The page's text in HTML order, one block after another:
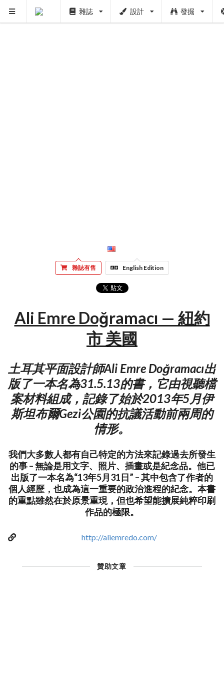
雜誌 設計 發掘
雜誌有售 English Edition
Ali Emre Doğramacı — 紐約
市 美國
土耳其平面設計師Ali Emre Doğramacı出
版了一本名為31.5.13的書，它由視聽檔
案材料組成，記錄了始於2013年5月伊
斯坦布爾Gezi公園的抗議活動前兩周的
情形。
我們大多數人都有自己特定的方法來記錄過去所發生
的事 – 無論是用文字、照片、插畫或是紀念品。他已
出版了一本名為“13年5月31日” – 其中包含了作者的
個人經歷，也成為這一重要的政治進程的紀念。本書
的重點雖然在於原景重現，但也希望能擴展純粹印刷
作品的極限。
http://aliemredo.com/
贊助文章